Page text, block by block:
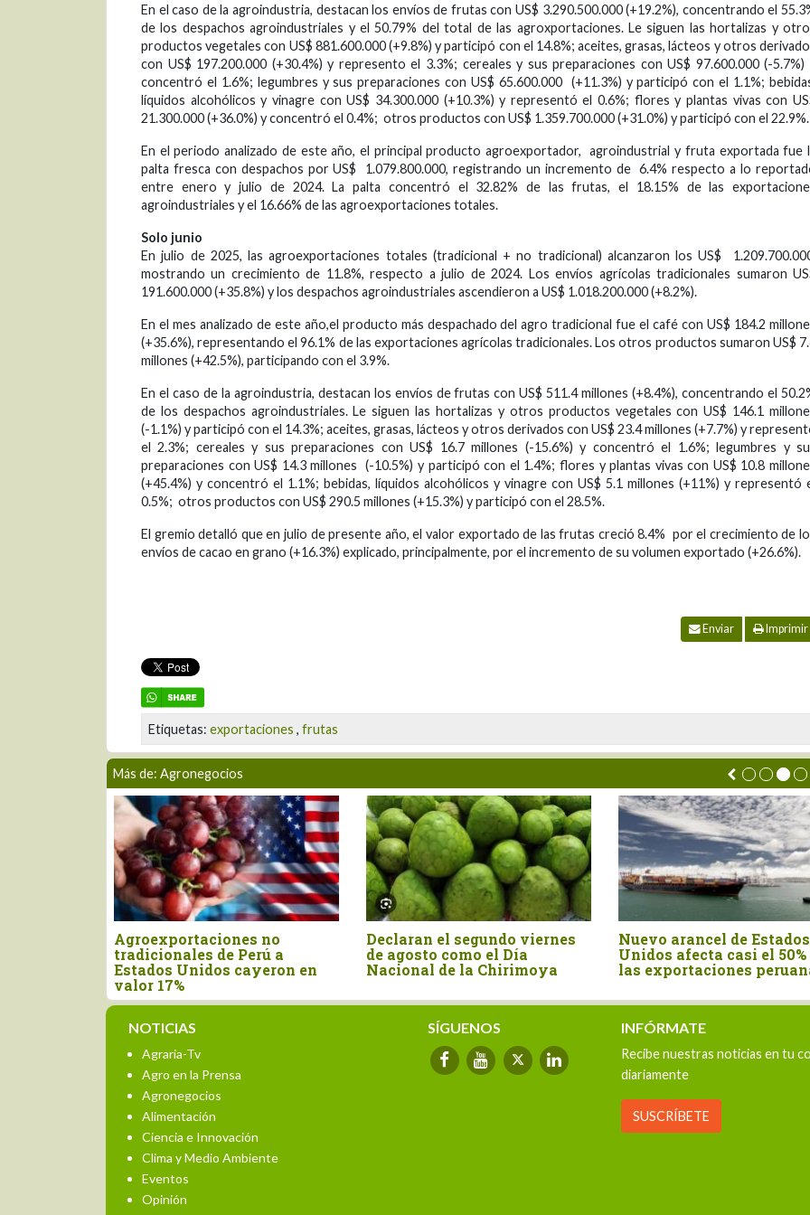
En el caso de la agroindustria, destacan los envíos de frutas con US$ 3.290.500.000 (+19.2%), concentrando el
de los despachos agroindustriales y el 50.79% del total de las agroxportaciones. Le siguen las hortalizas y
productos vegetales con US$ 881.600.000 (+9.8%) y participó con el 14.8%; aceites, grasas, lácteos y otros
con US$ 197.200.000 (+30.4%) y represento el 3.3%; cereales y sus preparaciones con US$ 97.600.000 (-5.7%)
concentró el 1.6%; legumbres y sus preparaciones con US$ 65.600.000 (+11.3%) y participó con el 1.1%;
líquidos alcohólicos y vinagre con US$ 34.300.000 (+10.3%) y representó el 0.6%; flores y plantas vivas con
21.300.000 (+36.0%) y concentró el 0.4%; otros productos con US$ 1.359.700.000 (+31.0%) y participó con el 22.9%.
En el periodo analizado de este año, el principal producto agroexportador, agroindustrial y fruta exportada fue
palta fresca con despachos por US$ 1.079.800.000, registrando un incremento de 6.4% respecto a lo
entre enero y julio de 2024. La palta concentró el 32.82% de las frutas, el 18.15% de las
agroindustriales y el 16.66% de las agroexportaciones totales.
Solo junio
En julio de 2025, las agroexportaciones totales (tradicional + no tradicional) alcanzaron los US$
mostrando un crecimiento de 11.8%, respecto a julio de 2024. Los envíos agrícolas tradicionales sumaron
191.600.000 (+35.8%) y los despachos agroindustriales ascendieron a US$ 1.018.200.000 (+8.2%).
En el mes analizado de este año,el producto más despachado del agro tradicional fue el café con US$ 184.2
(+35.6%), representando el 96.1% de las exportaciones agrícolas tradicionales. Los otros productos sumaron US$
millones (+42.5%), participando con el 3.9%.
En el caso de la agroindustria, destacan los envíos de frutas con US$ 511.4 millones (+8.4%), concentrando el
de los despachos agroindustriales. Le siguen las hortalizas y otros productos vegetales con US$ 146.1
(-1.1%) y participó con el 14.3%; aceites, grasas, lácteos y otros derivados con US$ 23.4 millones (+7.7%) y
el 2.3%; cereales y sus preparaciones con US$ 16.7 millones (-15.6%) y concentró el 1.6%; legumbres y
preparaciones con US$ 14.3 millones (-10.5%) y participó con el 1.4%; flores y plantas vivas con US$ 10.8
(+45.4%) y concentró el 1.1%; bebidas, líquidos alcohólicos y vinagre con US$ 5.1 millones (+11%) y representó
0.5%; otros productos con US$ 290.5 millones (+15.3%) y participó con el 28.5%.
El gremio detalló que en julio de presente año, el valor exportado de las frutas creció 8.4% por el crecimiento de
envíos de cacao en grano (+16.3%) explicado, principalmente, por el incremento de su volumen exportado (+26.6%).
Enviar Imprimir
Etiquetas: exportaciones , frutas
Más de: Agronegocios
Nuevo arancel de Estados
Unidos afecta casi el 50% de
las exportaciones peruanas
Perú importó canela entera
por US$ 15.4 millones en el
primer semestre del año
La castaña amazónica, el
fruto que demuestra que el
bosque en pie también
NOTICIAS
Agraria-Tv
Agro en la Prensa
Agronegocios
Alimentación
Ciencia e Innovación
Clima y Medio Ambiente
Eventos
Opinión
SÍGUENOS INFÓRMATE
Recibe nuestras noticias en tu
diariamente
SUSCRÍBETE